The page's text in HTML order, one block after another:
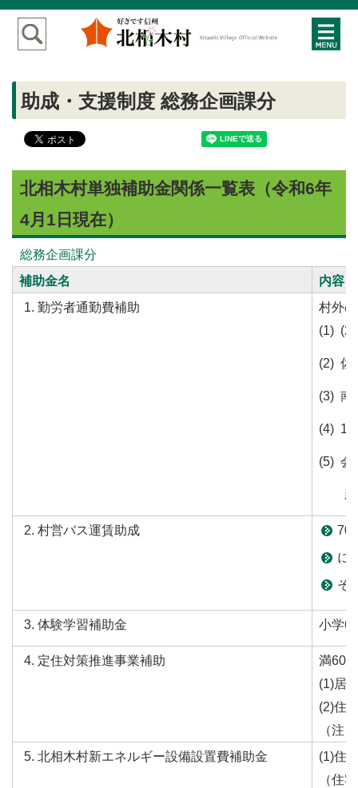
助成・支援制度 総務企画課分
北相木村単独補助金関係一覧表（令和6年
4月1日現在）
総務企画課分
補助金名
内容
勤労者通勤費補助
村外
(1) (2)
(2) 佐
(3) 南
(4) 1
(5) 会
新幹
村営バス運賃助成
70
に
そ
体験学習補助金 小学6
定住対策推進事業補助
満60
(1)居
(2)住
（注
北相木村新エネルギー設備設置費補助金
(1)住
（住